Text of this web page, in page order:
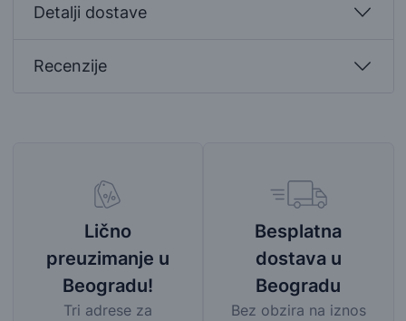
Detalji dostave
Recenzije
Lično
preuzimanje u
Beogradu!
Tri adrese za
Besplatna
dostava u
Beogradu
Bez obzira na iznos